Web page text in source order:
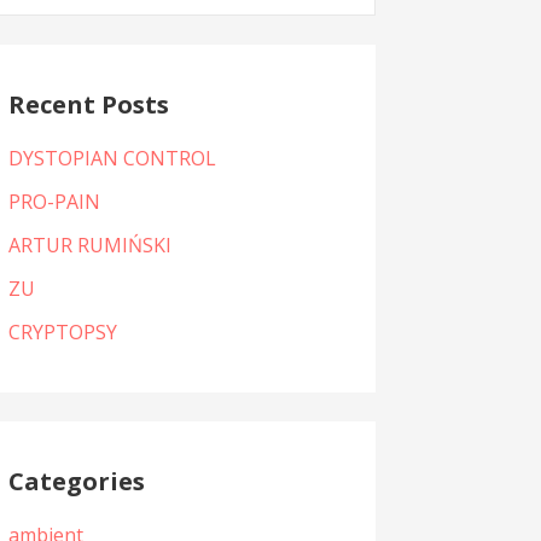
Recent Posts
DYSTOPIAN CONTROL
PRO-PAIN
ARTUR RUMIŃSKI
ZU
CRYPTOPSY
Categories
ambient